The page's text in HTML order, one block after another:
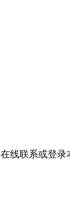
线联系或登录